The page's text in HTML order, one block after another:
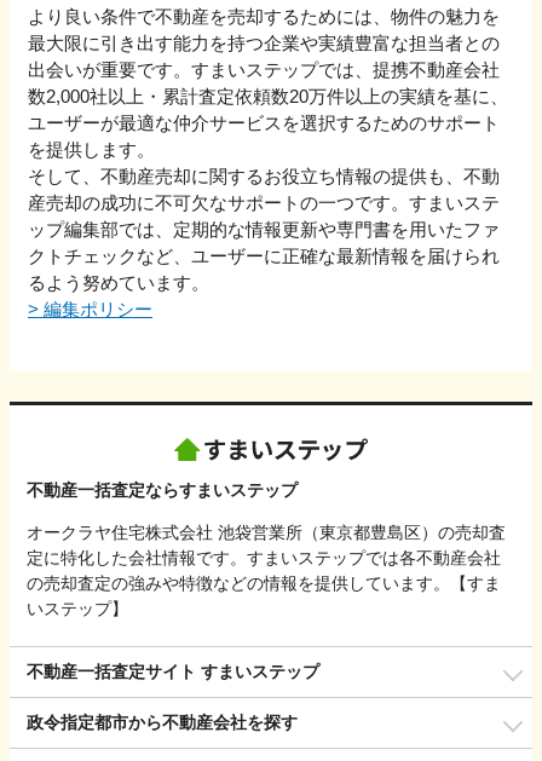
より良い条件で不動産を売却するためには、物件の魅力を
最大限に引き出す能力を持つ企業や実績豊富な担当者との
出会いが重要です。すまいステップでは、提携不動産会社
数2,000社以上・累計査定依頼数20万件以上の実績を基に、
ユーザーが最適な仲介サービスを選択するためのサポート
を提供します。
そして、不動産売却に関するお役立ち情報の提供も、不動
産売却の成功に不可欠なサポートの一つです。すまいステ
ップ編集部では、定期的な情報更新や専門書を用いたファ
クトチェックなど、ユーザーに正確な最新情報を届けられ
るよう努めています。
> 編集ポリシー
不動産一括査定ならすまいステップ
オークラヤ住宅株式会社 池袋営業所（東京都豊島区）の売却査
定に特化した会社情報です。すまいステップでは各不動産会社
の売却査定の強みや特徴などの情報を提供しています。【すま
いステップ】
不動産一括査定サイト すまいステップ
政令指定都市から不動産会社を探す